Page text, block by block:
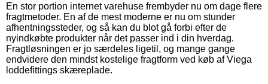
En stor portion internet varehuse frembyder nu om dage flere
fragtmetoder. En af de mest moderne er nu om stunder
afhentningssteder, og så kan du blot gå forbi efter de
nyindkøbte produkter når det passer ind i din hverdag.
Fragtløsningen er jo særdeles ligetil, og mange gange
endvidere den mindst kostelige fragtform ved køb af Viega
loddefittings skæreplade.